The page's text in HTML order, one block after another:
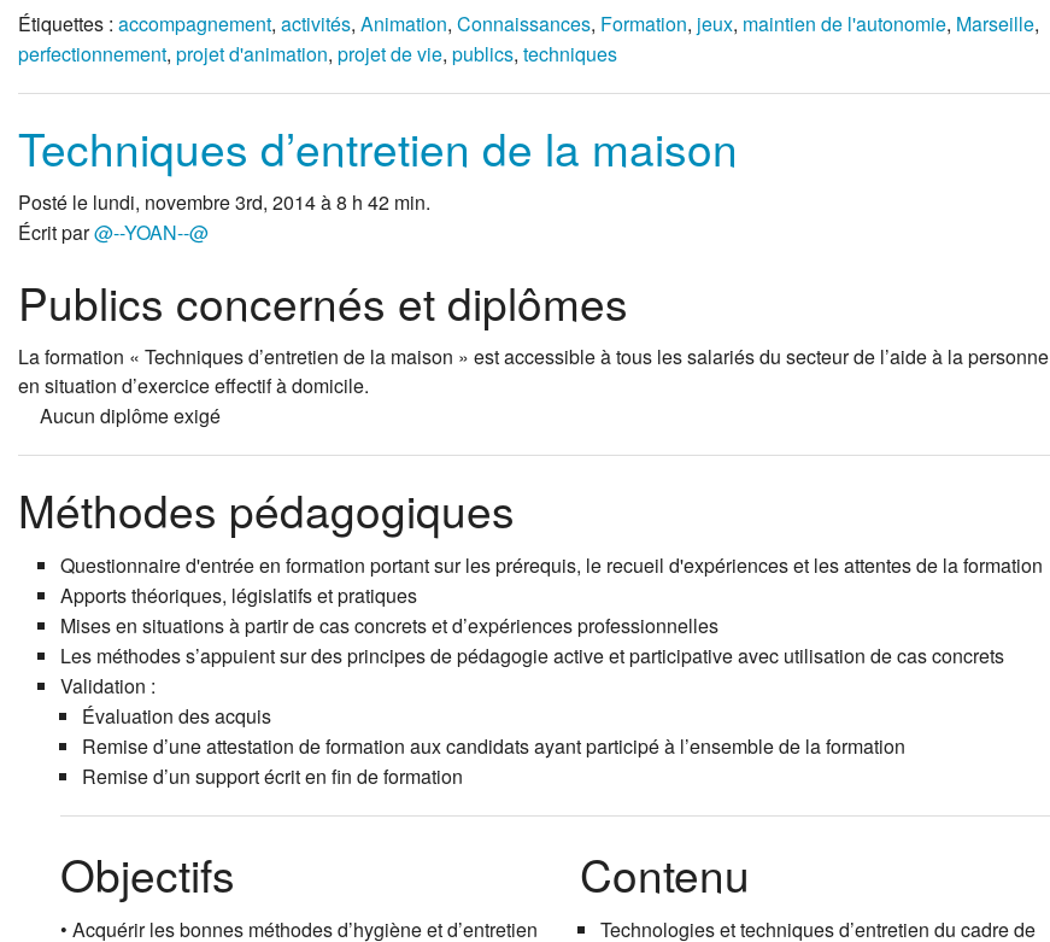
Étiquettes : accompagnement, activités, Animation, Connaissances, Formation, jeux, maintien de l'autonomie, Marseille,
perfectionnement, projet d'animation, projet de vie, publics, techniques
Techniques d’entretien de la maison
Posté le lundi, novembre 3rd, 2014 à 8 h 42 min.
Écrit par@--YOAN--@
Publics concernés et diplômes
La formation « Techniques d’entretien de la maison » est accessible à tous les salariés du secteur de l’aide à la personne
en situation d’exercice effectif à domicile.
Aucun diplôme exigé
Méthodes pédagogiques
Questionnaire d'entrée en formation portant sur les prérequis, le recueil d'expériences et les attentes de la formation
Apports théoriques, législatifs et pratiques
Mises en situations à partir de cas concrets et d’expériences professionnelles
Les méthodes s’appuient sur des principes de pédagogie active et participative avec utilisation de cas concrets
Validation :
Évaluation des acquis
Remise d’une attestation de formation aux candidats ayant participé à l’ensemble de la formation
Remise d’un support écrit en fin de formation
Objectifs
• Acquérir les bonnes méthodes d’hygiène et d’entretien
Contenu
Technologies et techniques d’entretien du cadre de